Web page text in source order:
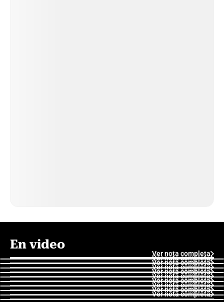
En video
Ver nota completa
Ver nota completa
Ver nota completa
Ver nota completa
Ver nota completa
Ver nota completa
Ver nota completa
Ver nota completa
Ver nota completa
Ver nota completa